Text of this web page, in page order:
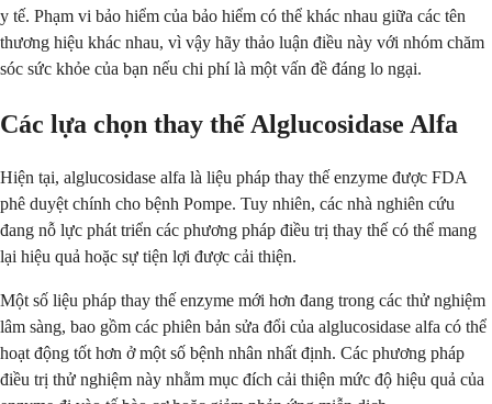
y tế. Phạm vi bảo hiểm của bảo hiểm có thể khác nhau giữa các tên
thương hiệu khác nhau, vì vậy hãy thảo luận điều này với nhóm chăm
sóc sức khỏe của bạn nếu chi phí là một vấn đề đáng lo ngại.
Các lựa chọn thay thế Alglucosidase Alfa
Hiện tại, alglucosidase alfa là liệu pháp thay thế enzyme được FDA
phê duyệt chính cho bệnh Pompe. Tuy nhiên, các nhà nghiên cứu
đang nỗ lực phát triển các phương pháp điều trị thay thế có thể mang
lại hiệu quả hoặc sự tiện lợi được cải thiện.
Một số liệu pháp thay thế enzyme mới hơn đang trong các thử nghiệm
lâm sàng, bao gồm các phiên bản sửa đổi của alglucosidase alfa có thể
hoạt động tốt hơn ở một số bệnh nhân nhất định. Các phương pháp
điều trị thử nghiệm này nhằm mục đích cải thiện mức độ hiệu quả của